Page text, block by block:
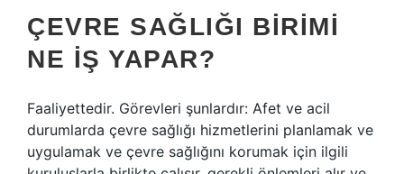
ÇEVRE SAĞLIĞI BIRIMI
NE IŞ YAPAR?
Faaliyettedir. Görevleri şunlardır: Afet ve acil
durumlarda çevre sağlığı hizmetlerini planlamak ve
uygulamak ve çevre sağlığını korumak için ilgili